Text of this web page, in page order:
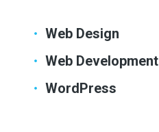
Web Design
Web Development
WordPress